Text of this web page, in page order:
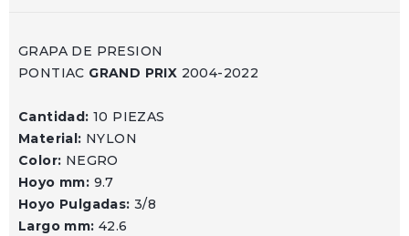
GRAPA DE PRESION
PONTIAC GRAND PRIX 2004-2022
Cantidad: 10 PIEZAS
Material: NYLON
Color: NEGRO
Hoyo mm: 9.7
Hoyo Pulgadas: 3/8
Largo mm: 42.6